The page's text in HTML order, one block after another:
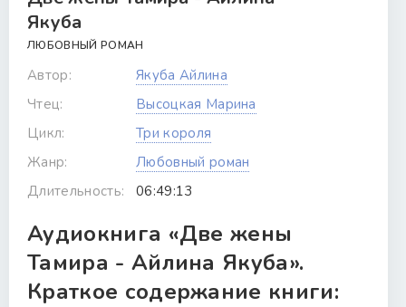
Якуба
ЛЮБОВНЫЙ РОМАН
Автор:
Якуба Айлина
Чтец:
Высоцкая Марина
Цикл:
Три короля
Жанр:
Любовный роман
Длительность:
06:49:13
Аудиокнига «Две жены
Тамира - Айлина Якуба».
Краткое содержание книги: